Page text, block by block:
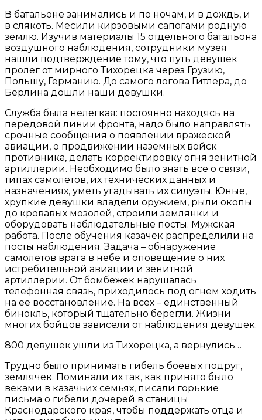
В батальоне занимались и по ночам, и в дождь, и
в слякоть. Месили кирзовыми сапогами родную
землю. Изучив материалы 15 отдельного батальона
воздушного наблюдения, сотрудники музея
нашли подтверждение тому, что путь девушек
пролег от мирного Тихорецка через Грузию,
Польшу, Германию. До самого логова Гитлера, до
Берлина дошли наши девушки.
Служба была нелегкая: постоянно находясь на
передовой линии фронта, надо было направлять
срочные сообщения о появлении вражеской
авиации, о продвижении наземных войск
противника, делать корректировку огня зенитной
артиллерии. Необходимо было знать все о связи,
типах самолетов, их технических данных и
назначениях, уметь угадывать их силуэты. Юные,
хрупкие девушки владели оружием, рыли окопы
до кровавых мозолей, строили землянки и
оборудовать наблюдательные посты. Мужская
работа. После обучения казачек распределили на
посты наблюдения. Задача – обнаружение
самолетов врага в небе и оповещение о них
истребительной авиации и зенитной
артиллерии. От бомбежек нарушалась
телефонная связь, приходилось под огнем ходить
на ее восстановление. На всех – единственный
бинокль, который тщательно берегли. Жизни
многих бойцов зависели от наблюдения девушек.
800 девушек ушли из Тихорецка, а вернулись…
Трудно было принимать гибель боевых подруг,
землячек. Поминали их так, как принято было
веками в казачьих семьях, писали горькие
письма о гибели дочерей в станицы
Краснодарского края, чтобы поддержать отца и